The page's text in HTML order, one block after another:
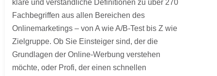
klare und verständliche Definitionen zu über 270
Fachbegriffen aus allen Bereichen des
Onlinemarketings – von A wie A/B-Test bis Z wie
Zielgruppe. Ob Sie Einsteiger sind, der die
Grundlagen der Online-Werbung verstehen
möchte, oder Profi, der einen schnellen